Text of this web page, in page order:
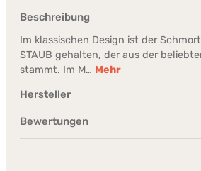
Beschreibung
Im klassischen Design ist der
STAUB gehalten, der aus der
stammt. Im M… Mehr
Hersteller
Bewertungen